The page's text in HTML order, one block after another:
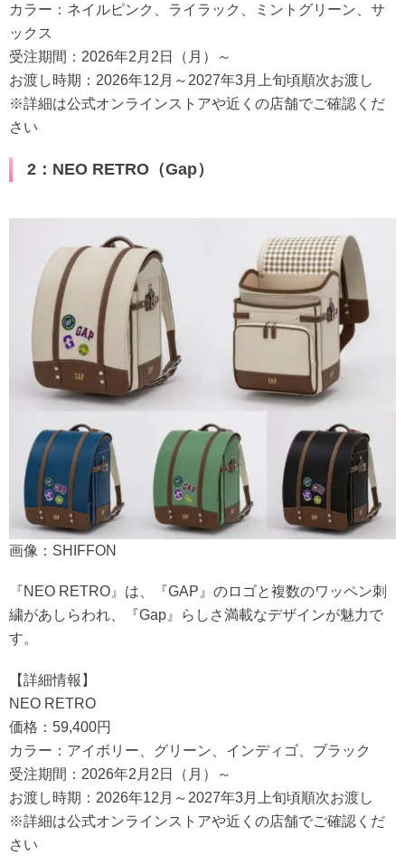
カラー：ネイルピンク、ライラック、ミントグリーン、サ
ックス
受注期間：2026年2月2日（月）～
お渡し時期：2026年12月～2027年3月上旬頃順次お渡し
※詳細は公式オンラインストアや近くの店舗でご確認くだ
さい
2：NEO RETRO（Gap）
画像：SHIFFON
『NEO RETRO』は、『GAP』のロゴと複数のワッペン刺
繍があしらわれ、『Gap』らしさ満載なデザインが魅力で
す。
【詳細情報】
NEO RETRO
価格：59,400円
カラー：アイボリー、グリーン、インディゴ、ブラック
受注期間：2026年2月2日（月）～
お渡し時期：2026年12月～2027年3月上旬頃順次お渡し
※詳細は公式オンラインストアや近くの店舗でご確認くだ
さい